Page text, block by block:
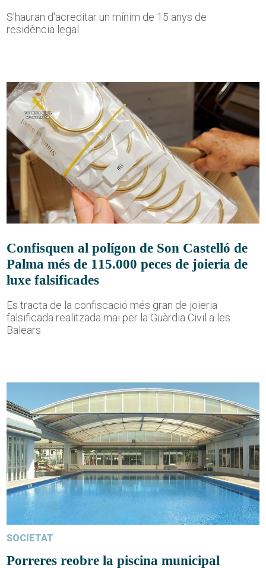
S'hauran d'acreditar un mínim de 15 anys de
residència legal
Confisquen al polígon de Son Castelló de
Palma més de 115.000 peces de joieria de
luxe falsificades
Es tracta de la confiscació més gran de joieria
falsificada realitzada mai per la Guàrdia Civil a les
Balears
SOCIETAT
Porreres reobre la piscina municipal